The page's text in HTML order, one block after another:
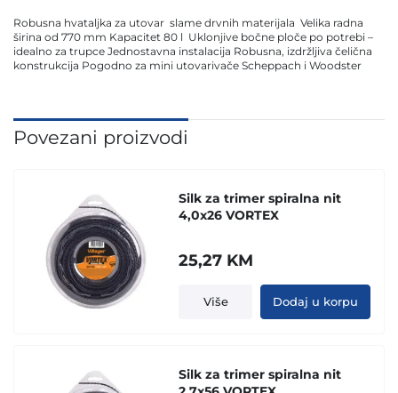
Robusna hvataljka za utovar slame drvnih materijala Velika radna
širina od 770 mm Kapacitet 80 l Uklonjive bočne ploče po potrebi –
idealno za trupce Jednostavna instalacija Robusna, izdržljiva čelična
konstrukcija Pogodno za mini utovarivače Scheppach i Woodster
Povezani proizvodi
Silk za trimer spiralna nit
4,0x26 VORTEX
25,27 KM
Više Dodaj u korpu
Silk za trimer spiralna nit